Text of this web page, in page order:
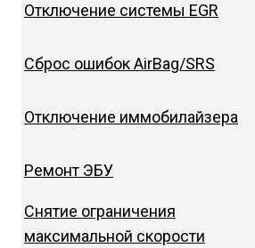
Отключение системы EGR
Сброс ошибок AirBag/SRS
Отключение иммобилайзера
Ремонт ЭБУ
Снятие ограничения
максимальной скорости